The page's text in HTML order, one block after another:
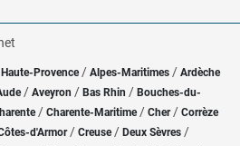
Provence / Alpes-Maritimes / Ardèche
/ Aveyron / Bas Rhin / Bouches-du-
/ Charente-Maritime/ Cher / Corrèze
d'Armor/ Creuse/ Deux Sèvres /